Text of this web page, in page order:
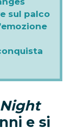
sul palco
Night
e si